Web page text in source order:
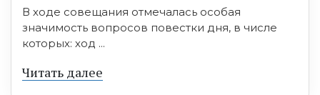
В ходе совещания отмечалась особая
значимость вопросов повестки дня, в числе
которых: ход ...
Читать далее